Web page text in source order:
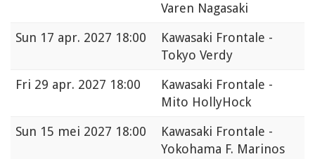
Varen Nagasaki
Sun 17 apr. 2027 18:00
Kawasaki Frontale -
Tokyo Verdy
Fri 29 apr. 2027 18:00
Kawasaki Frontale -
Mito HollyHock
Sun 15 mei 2027 18:00
Kawasaki Frontale -
Yokohama F. Marinos